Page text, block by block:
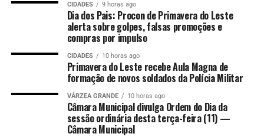
possivelmente por uso de entorpecentes.
Diante dos fatos, os policiais militares reforçaram o
patrulhamento tático por todo município e localizaram
apenas dois suspeitos até o momento.
As equipes mantém buscas pelos demais integrantes da
Disque-denúncia
CIDADES 9 horas ago
Dia dos Pais: Procon de Primavera do Leste
alerta sobre golpes, falsas promoções e
compras por impulso
CIDADES 10 horas ago
Primavera do Leste recebe Aula Magna de
formação de novos soldados da Polícia Militar
VÁRZEA GRANDE 10 horas ago
Câmara Municipal divulga Ordem do Dia da
sessão ordinária desta terça-feira (11) —
Câmara Municipal